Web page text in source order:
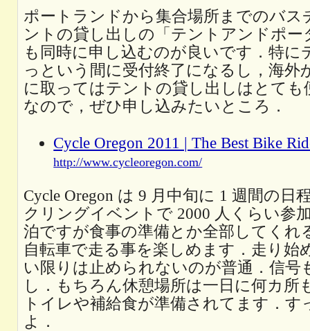
ポートランドから集合場所までのバス
ントの貸し出しの「テントアンドポー
も同時に申し込むのが良いです．特に
っという間に受付終了になるし，海外
に取ってはテントの貸し出しはとても
なので，ぜひ申し込みたいところ．
Cycle Oregon 2011 | The Best Bike
http://www.cycleoregon.com/
Cycle Oregon は 9 月中旬に 1 週間の日
クリングイベントで 2000 人くらい参
泊ですが食事の準備とか全部してくれ
自転車で走る事を楽しめます．走り始
い限りは止められないのが普通．信号
し．もちろん休憩場所は一日に何カ所
トイレや補給食が準備されてます．す
よ．